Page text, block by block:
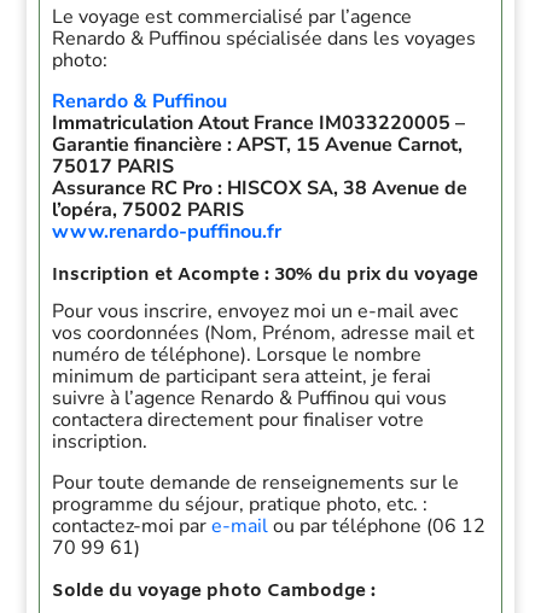
Le voyage est commercialisé par l’agence
Renardo & Puffinou spécialisée dans les voyages
photo:
Renardo & Puffinou
Immatriculation Atout France IM033220005 –
Garantie financière : APST, 15 Avenue Carnot,
75017 PARIS
Assurance RC Pro : HISCOX SA, 38 Avenue de
l’opéra, 75002 PARIS
www.renardo-puffinou.fr
Inscription et Acompte : 30% du prix du voyage
Pour vous inscrire, envoyez moi un e-mail avec
vos coordonnées (Nom, Prénom, adresse mail et
numéro de téléphone). Lorsque le nombre
minimum de participant sera atteint, je ferai
suivre à l’agence Renardo & Puffinou qui vous
contactera directement pour finaliser votre
inscription.
Pour toute demande de renseignements sur le
programme du séjour, pratique photo, etc. :
contactez-moi pare-mailou par téléphone (06 12
70 99 61)
Solde du voyage photo Cambodge :